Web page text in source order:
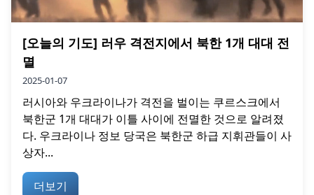
[오늘의 기도] 러우 격전지에서 북한 1개 대대 전
멸
2025-01-07
러시아와 우크라이나가 격전을 벌이는 쿠르스크에서
북한군 1개 대대가 이틀 사이에 전멸한 것으로 알려졌
다. 우크라이나 정보 당국은 북한군 하급 지휘관들이 사
상자...
더보기